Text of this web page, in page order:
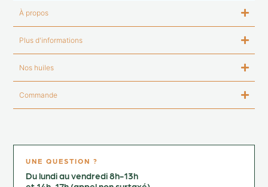
À propos
Plus d'informations
Nos huiles
Commande
UNE QUESTION ?
Du lundi au vendredi 8h-13h